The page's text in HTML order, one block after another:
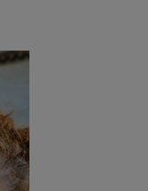
reklam i treści,